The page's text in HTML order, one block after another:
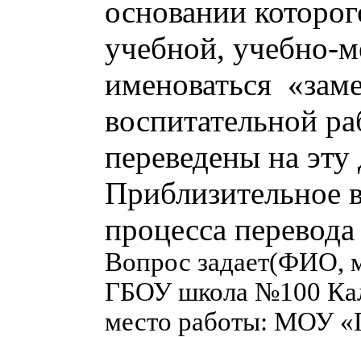
основании
учебной, учебно-
именоваться
воспитательной
переведены на
Приблизительное
процесса
Вопрос задает(ФИО,
ГБОУ школа №100
место работы: МОУ